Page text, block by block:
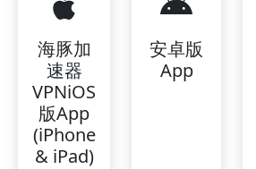
海豚加
速器
VPNiOS
版App
(iPhone
& iPad)
安卓版
App